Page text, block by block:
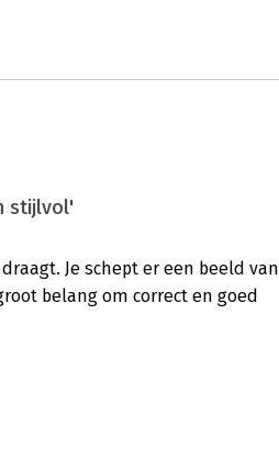
stijlvol'
Je schept er een beeld van
belang om correct en goed